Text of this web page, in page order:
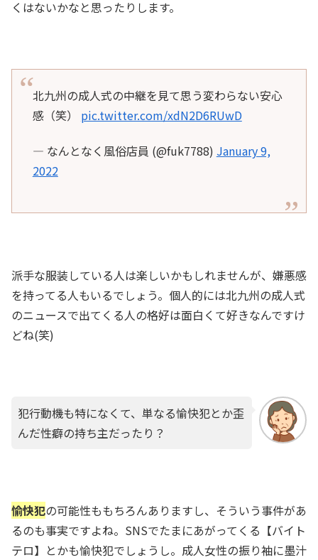
くはないかなと思ったりします。
北九州の成人式の中継を見て思う変わらない安心
感（笑） pic.twitter.com/xdN2D6RUwD
— なんとなく風俗店員 (@fuk7788) January 9,
2022
派手な服装している人は楽しいかもしれませんが、嫌悪感
を持ってる人もいるでしょう。個人的には北九州の成人式
のニュースで出てくる人の格好は面白くて好きなんですけ
どね(笑)
犯行動機も特になくて、単なる愉快犯とか歪
んだ性癖の持ち主だったり？
愉快犯の可能性ももちろんありますし、そういう事件があ
るのも事実ですよね。SNSでたまにあがってくる【バイト
テロ】とかも愉快犯でしょうし。成人女性の振り袖に墨汁